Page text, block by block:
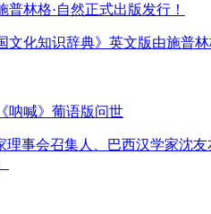
林格·自然正式出版发行！
化知识辞典》英文版由施普林
呐喊》葡语版问世
事会召集人、巴西汉学家沈